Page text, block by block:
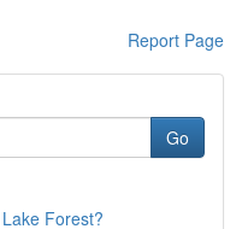
Report Page
Go
Forest?